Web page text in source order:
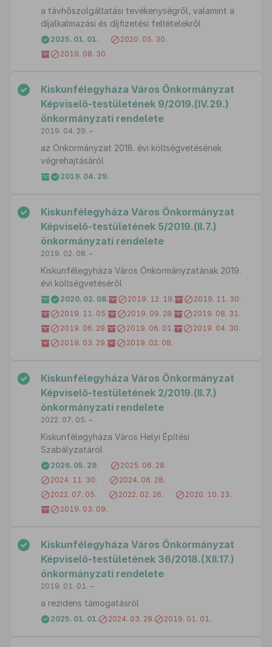
a távhőszolgáltatási tevékenységről, valamint a
díjalkalmazási és díjfizetési feltételekről
2025. 01. 01.
2020. 05. 30.
2019. 08. 30.
Kiskunfélegyháza Város Önkormányzat
Képviselő-testületének 9/2019.(IV.29.)
önkormányzati rendelete
2019. 04. 29. –
az Önkormányzat 2018. évi költségvetésének
végrehajtásáról
2019. 04. 29.
Kiskunfélegyháza Város Önkormányzat
Képviselő-testületének 5/2019.(II.7.)
önkormányzati rendelete
2019. 02. 08. –
Kiskunfélegyháza Város Önkormányzatának 2019.
évi költségvetéséről
2020. 02. 08. 2019. 12. 19.
2019. 11. 30.
2019. 11. 05.
2019. 09. 28.
2019. 08. 31.
2019. 06. 29.
2019. 06. 01.
2019. 04. 30.
2019. 03. 29.
2019. 02. 08.
Kiskunfélegyháza Város Önkormányzat
Képviselő-testületének 2/2019.(II.7.)
önkormányzati rendelete
2022. 07. 05. –
Kiskunfélegyháza Város Helyi Építési
Szabályzatáról
2026. 05. 29.
2025. 06. 28.
2024. 11. 30.
2024. 06. 28.
2022. 07. 05.
2022. 02. 26.
2020. 10. 23.
2019. 03. 09.
Kiskunfélegyháza Város Önkormányzat
Képviselő-testületének 36/2018.(XII.17.)
önkormányzati rendelete
2019. 01. 01. –
a rezidens támogatásról
2025. 01. 01. 2024. 03. 29. 2019. 01. 01.